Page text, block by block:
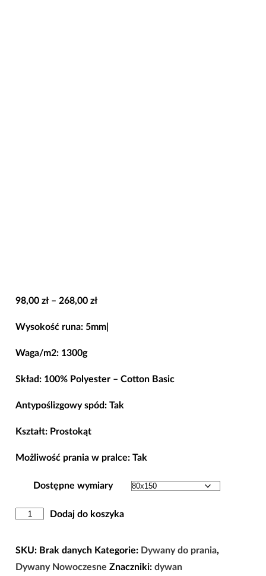
98,00 zł – 268,00 złZakres
od
268,00 zł
Wysokość runa: 5mm|
Waga/m2: 1300g
Skład: 100% Polyester – Cotton Basic
Antypoślizgowy spód: Tak
Kształt: Prostokąt
Możliwość prania w pralce: Tak
Dostępne wymiary
ilość
Antypoślizgowy
Horeca-
Dodaj do koszyka
SKU: Brak danych Kategorie: Dywany do prania,
Dywany Nowoczesne Znaczniki: dywan